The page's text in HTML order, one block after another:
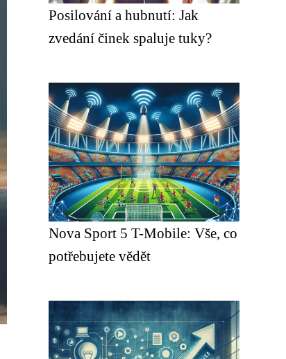
Posilování a hubnutí: Jak
zvedání činek spaluje tuky?
Nova Sport 5 T-Mobile: Vše, co
potřebujete vědět